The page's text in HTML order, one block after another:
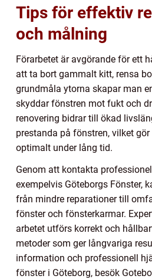
Tips för effektiv
och målning
Förarbetet är avgörande för ett
att ta bort gammalt kitt, rensa
grundmåla ytorna skapar man
skyddar fönstren mot fukt och
renovering bidrar till ökad
prestanda på fönstren, vilket
optimalt under lång tid.
Genom att kontakta
exempelvis Göteborgs Fönster,
från mindre reparationer till
fönster och fönsterkarmar.
arbetet utförs korrekt och
metoder som ger långvariga
information och professionell
fönster i Göteborg, besök